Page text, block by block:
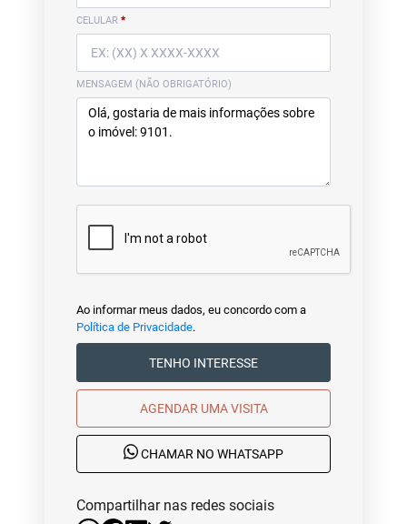
CELULAR *
MENSAGEM (NÃO OBRIGATÓRIO)
Ao informar meus dados, eu concordo com a
Política de Privacidade.
TENHO INTERESSE
AGENDAR UMA VISITA
CHAMAR NO WHATSAPP
Compartilhar nas redes sociais